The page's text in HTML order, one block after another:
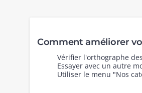
Comment améliorer
Vérifier l'orthographe
Essayer avec un autre
Utiliser le menu "Nos